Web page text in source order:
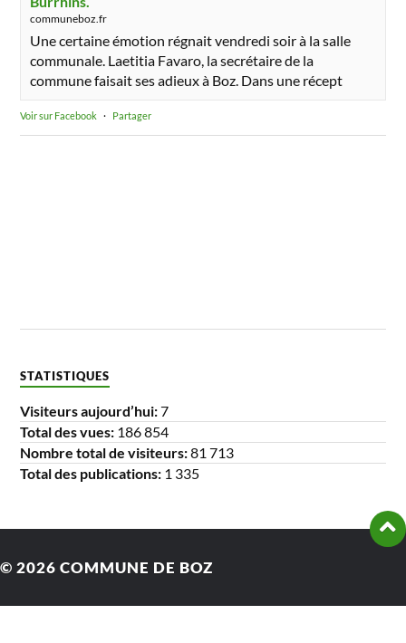
communeboz.fr
Une certaine émotion régnait vendredi soir à la salle
communale. Laetitia Favaro, la secrétaire de la
commune faisait ses adieux à Boz. Dans une récept
Voir sur Facebook · Partager
STATISTIQUES
Visiteurs aujourd’hui:7
Total des vues: 186 854
Nombre total de visiteurs:81 713
Total des publications: 1 335
© 2026 COMMUNE DE BOZ